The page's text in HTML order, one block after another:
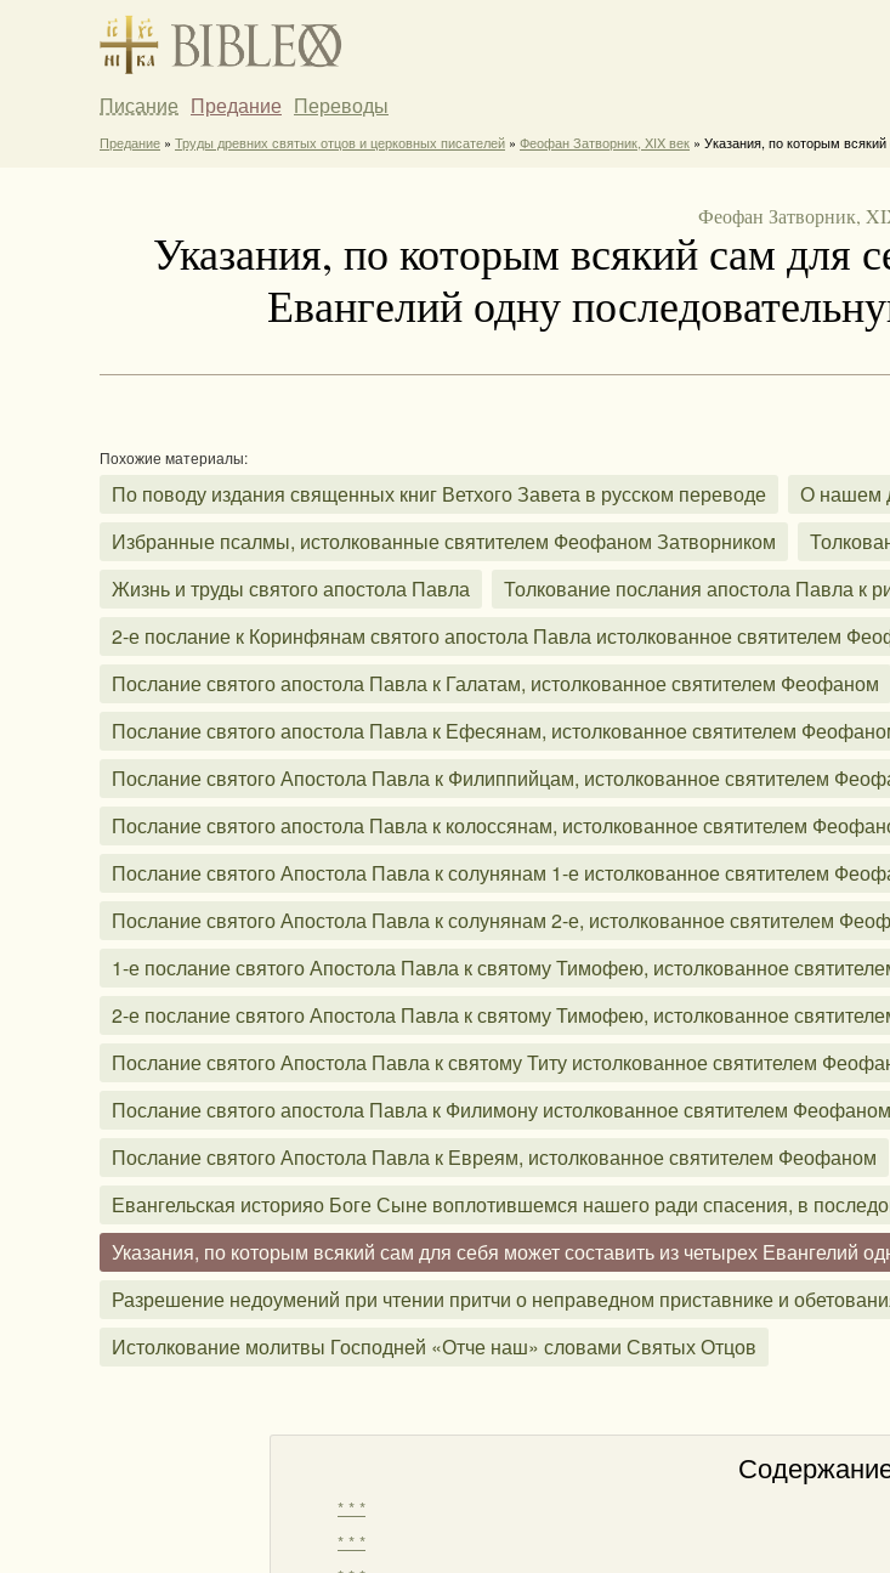
Писание Предание Переводы
Предание » Труды древних святых отцов и церковных писателей » Феофан Затворник, XIX век » Указания, по которым
Феофан Затворник,
Указания, по которым всякий сам для
Евангелий одну
Похожие материалы:
По поводу издания священных книг Ветхого Завета в русском переводе
О нашем
Избранные псалмы, истолкованные святителем Феофаном Затворником
Жизнь и труды святого апостола Павла
Толкование послания апостола Павла к
2-е послание к Коринфянам святого апостола Павла истолкованное святителем
Послание святого апостола Павла к Галатам, истолкованное святителем Феофаном
Послание святого апостола Павла к Ефесянам, истолкованное святителем
Послание святого Апостола Павла к Филиппийцам, истолкованное святителем
Послание святого апостола Павла к колоссянам, истолкованное святителем
Послание святого Апостола Павла к солунянам 1-е истолкованное святителем
Послание святого Апостола Павла к солунянам 2-е, истолкованное святителем
1-е послание святого Апостола Павла к святому Тимофею, истолкованное
2-е послание святого Апостола Павла к святому Тимофею, истолкованное
Послание святого Апостола Павла к святому Титу истолкованное святителем
Послание святого апостола Павла к Филимону истолкованное святителем Феофаном
Послание святого Апостола Павла к Евреям, истолкованное святителем Феофаном
Евангельская историяо Боге Сыне воплотившемся нашего ради спасения, в
Указания, по которым всякий сам для себя может составить из четырех Евангелий
Разрешение недоумений при чтении притчи о неправедном приставнике и
Истолкование молитвы Господней «Отче наш» словами Святых Отцов
* * *
* * *